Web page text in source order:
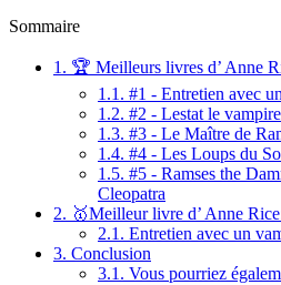
Sommaire
1. 🏆 Meilleurs livres d’ Anne
1.1. #1 - Entretien avec
1.2. #2 - Lestat le vampire
1.3. #3 - Le Maître de
1.4. #4 - Les Loups du
1.5. #5 - Ramses the
Cleopatra
2. 🥇Meilleur livre d’ Anne
2.1. Entretien avec un
3. Conclusion
3.1. Vous pourriez